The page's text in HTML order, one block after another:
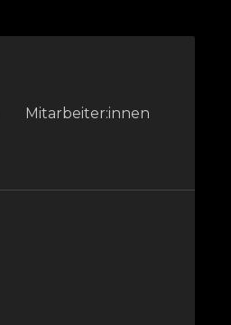
Mitarbeiter:innen